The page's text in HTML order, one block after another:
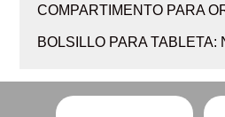
COMPARTIMENTO PARA
BOLSILLO PARA TABLETA: